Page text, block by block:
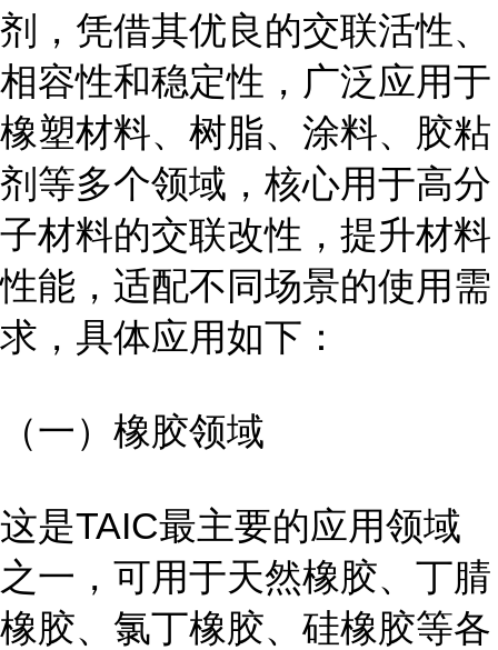
剂，凭借其优良的交联活性、
相容性和稳定性，广泛应用于
橡塑材料、树脂、涂料、胶粘
剂等多个领域，核心用于高分
子材料的交联改性，提升材料
性能，适配不同场景的使用需
求，具体应用如下：
（一）橡胶领域
这是TAIC最主要的应用领域
之一，可用于天然橡胶、丁腈
橡胶、氯丁橡胶、硅橡胶等各